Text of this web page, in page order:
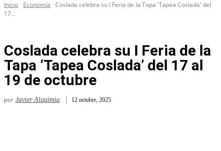
Inicio
Economía
Coslada celebra su I Feria de la Tapa 'Tapea Coslada' del
17...
Coslada celebra su I Feria de la
Tapa ‘Tapea Coslada’ del 17 al
19 de octubre
por Javier Alquimia 12 octubre, 2025